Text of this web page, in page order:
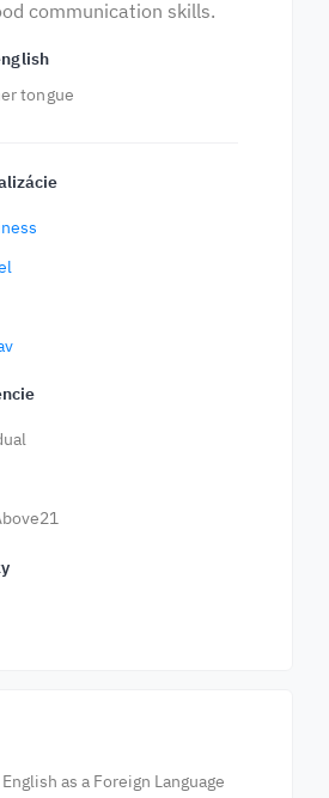
communication skills.
tongue
as a Foreign Language